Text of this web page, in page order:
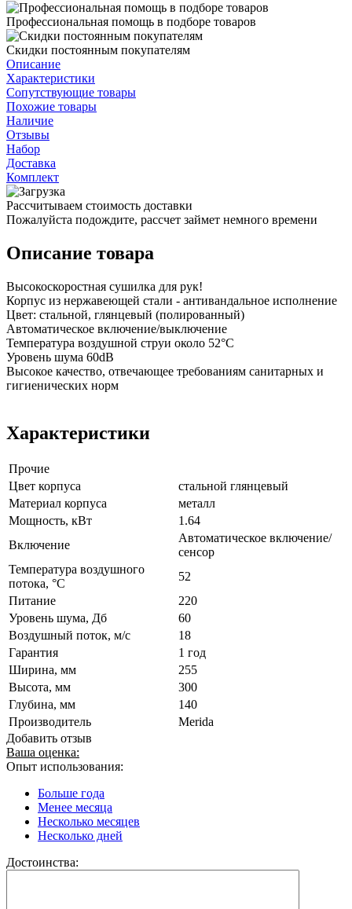
Профессиональная помощь в подборе товаров
Скидки постоянным покупателям
Описание
Характеристики
Сопутствующие товары
Похожие товары
Наличие
Отзывы
Набор
Доставка
Комплект
Рассчитываем стоимость доставки
Пожалуйста подождите, рассчет займет немного времени
Описание товара
Высокоскоростная сушилка для рук!
Корпус из нержавеющей стали - антивандальное исполнение
Цвет: стальной, глянцевый (полированный)
Автоматическое включение/выключение
Температура воздушной струи около 52°С
Уровень шума 60dB
Высокое качество, отвечающее требованиям санитарных и
гигиенических норм
Характеристики
Прочие
Цвет корпуса
стальной глянцевый
Материал корпуса
металл
Мощность, кВт
1.64
Включение
Автоматическое включение/
сенсор
Температура воздушного
потока, °С
52
Питание
220
Уровень шума, Дб
60
Воздушный поток, м/с
18
Гарантия
1 год
Ширина, мм
255
Высота, мм
300
Глубина, мм
140
Производитель
Merida
Добавить отзыв
Ваша оценка:
Опыт использования:
Больше года
Менее месяца
Несколько месяцев
Несколько дней
Достоинства: